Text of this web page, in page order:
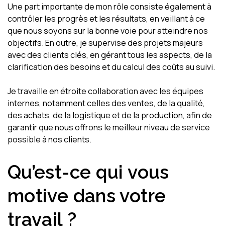
Une part importante de mon rôle consiste également à
contrôler les progrès et les résultats, en veillant à ce
que nous soyons sur la bonne voie pour atteindre nos
objectifs. En outre, je supervise des projets majeurs
avec des clients clés, en gérant tous les aspects, de la
clarification des besoins et du calcul des coûts au suivi.
Je travaille en étroite collaboration avec les équipes
internes, notamment celles des ventes, de la qualité,
des achats, de la logistique et de la production, afin de
garantir que nous offrons le meilleur niveau de service
possible à nos clients.
Qu’est-ce qui vous
motive dans votre
travail ?